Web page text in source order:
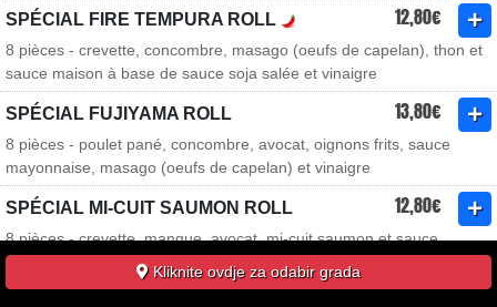
SPÉCIAL FIRE TEMPURA ROLL 12,80€
8 pièces - crevette, concombre, masago (oeufs de capelan), thon et
sauce maison à base de sauce soja salée et vinaigre
SPÉCIAL FUJIYAMA ROLL 13,80€
8 pièces - poulet pané, concombre, avocat, oignons frits, sauce
mayonnaise, masago (oeufs de capelan) et vinaigre
SPÉCIAL MI-CUIT SAUMON ROLL 12,80€
8 pièces - crevette, mangue, avocat, mi-cuit saumon et sauce
anguille
Kliknite ovdje za odabir grada